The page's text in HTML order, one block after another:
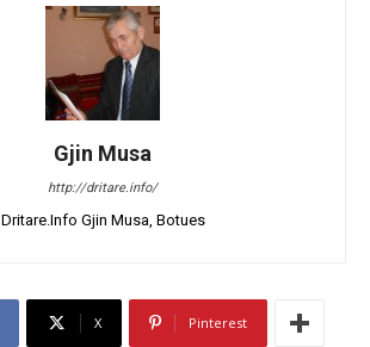
Gjin Musa
http://dritare.info/
Dritare.Info Gjin Musa, Botues
X Pinterest